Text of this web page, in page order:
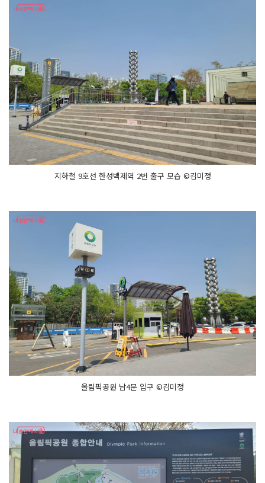
지하철 9호선 한성백제역 2번 출구 모습 ©김미정
올림픽공원 남4문 입구 ©김미정